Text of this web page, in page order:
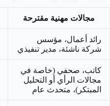
مجالات مهنية مقترحة
رائد أعمال، مؤسس
شركة ناشئة، مدير تنفيذي
كاتب، صحفي (خاصة في
مجالات الرأي أو التحليل
المبتكر)، متحدث عام